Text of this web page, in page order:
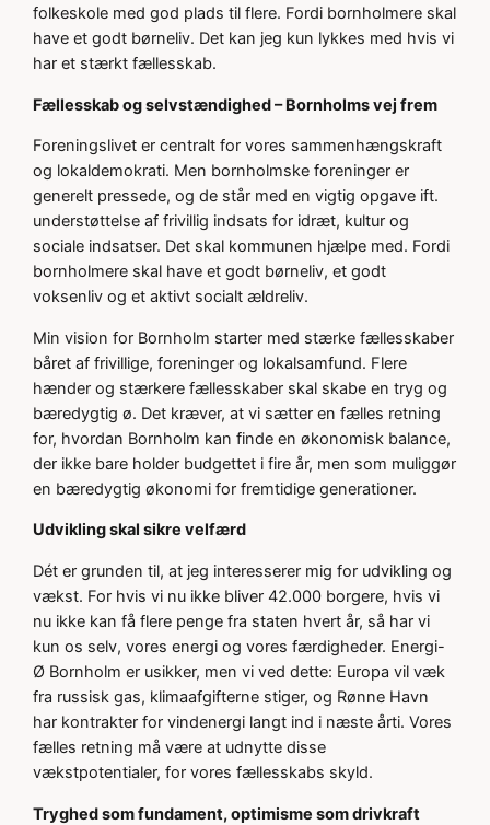
folkeskole med god plads til flere. Fordi bornholmere skal
have et godt børneliv. Det kan jeg kun lykkes med hvis vi
har et stærkt fællesskab.
Fællesskab og selvstændighed – Bornholms vej frem
Foreningslivet er centralt for vores sammenhængskraft
og lokaldemokrati. Men bornholmske foreninger er
generelt pressede, og de står med en vigtig opgave ift.
understøttelse af frivillig indsats for idræt, kultur og
sociale indsatser. Det skal kommunen hjælpe med. Fordi
bornholmere skal have et godt børneliv, et godt
voksenliv og et aktivt socialt ældreliv.
Min vision for Bornholm starter med stærke fællesskaber
båret af frivillige, foreninger og lokalsamfund. Flere
hænder og stærkere fællesskaber skal skabe en tryg og
bæredygtig ø. Det kræver, at vi sætter en fælles retning
for, hvordan Bornholm kan finde en økonomisk balance,
der ikke bare holder budgettet i fire år, men som muliggør
en bæredygtig økonomi for fremtidige generationer.
Udvikling skal sikre velfærd
Dét er grunden til, at jeg interesserer mig for udvikling og
vækst. For hvis vi nu ikke bliver 42.000 borgere, hvis vi
nu ikke kan få flere penge fra staten hvert år, så har vi
kun os selv, vores energi og vores færdigheder. Energi-
Ø Bornholm er usikker, men vi ved dette: Europa vil væk
fra russisk gas, klimaafgifterne stiger, og Rønne Havn
har kontrakter for vindenergi langt ind i næste årti. Vores
fælles retning må være at udnytte disse
vækstpotentialer, for vores fællesskabs skyld.
Tryghed som fundament, optimisme som drivkraft